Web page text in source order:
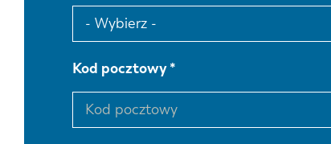
Kod pocztowy